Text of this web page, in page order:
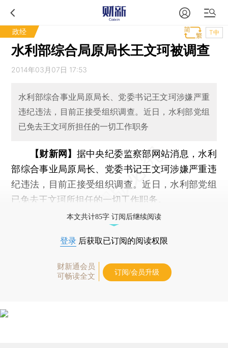
政经 T中
水利部综合局原局长王文珂被调查
2014年03月07日 17:53
水利部综合事业局原局长、党委书记王文珂涉嫌严重
违纪违法，目前正接受组织调查。近日，水利部党组
已免去王文珂所担任的一切工作职务
【财新网】 据中央纪委监察部网站消息，水利
部综合事业局原局长、党委书记王文珂涉嫌严重违
纪违法，目前正接受组织调查。近日，水利部党组
已免去王文珂所担任的一切工作职务。
本文共计85字 订阅后继续阅读
登录 后获取已订阅的阅读权限
财新通会员
可畅读全文
订阅/会员升级